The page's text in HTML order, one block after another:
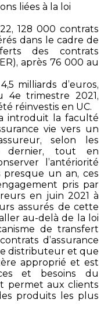
liées à la loi
128 000 contrats
dans le cadre de
des contrats
après 76 000 au
milliards d’euros,
4e trimestre 2021,
réinvestis en UC.
introduit la faculté
vie vers un
selon les
dernier, tout en
l’antériorité
presque un an, ces
pris par
en juin 2021 à
assurés de cette
au-delà de la loi
de transfert
d’assurance
distributeur et que
approprié et est
et besoins du
permet aux clients
produits les plus